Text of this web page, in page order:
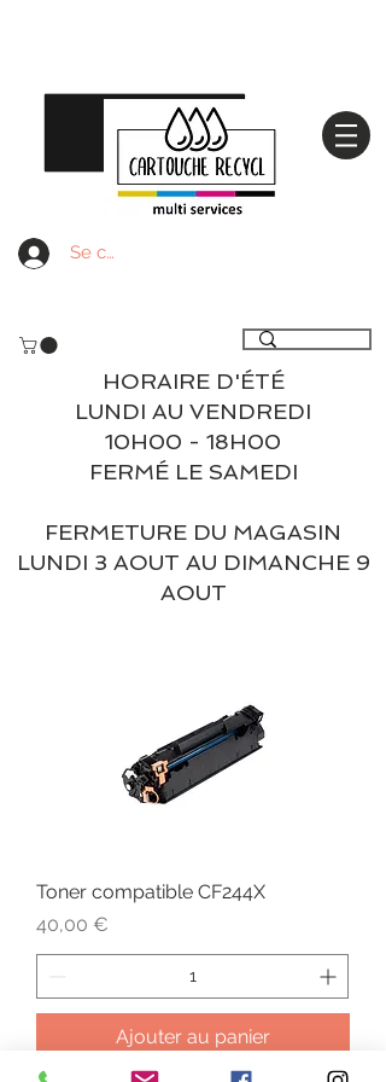
Se connecter
HORAIRE D'ÉTÉ
LUNDI AU VENDREDI
10H00 - 18H00
FERMÉ LE SAMEDI
FERMETURE DU MAGASIN
LUNDI 3 AOUT AU DIMANCHE 9
AOUT
Toner compatible CF244X
Prix
40,00 €
Ajouter au panier